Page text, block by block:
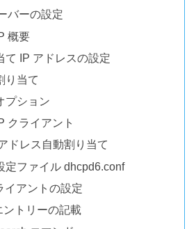
バーの設定
概要
て IP アドレスの設定
り当て
プション
クライアント
ドレス自動割り当て
定ファイル dhcpd6.conf
イアントの設定
ントリーの記載